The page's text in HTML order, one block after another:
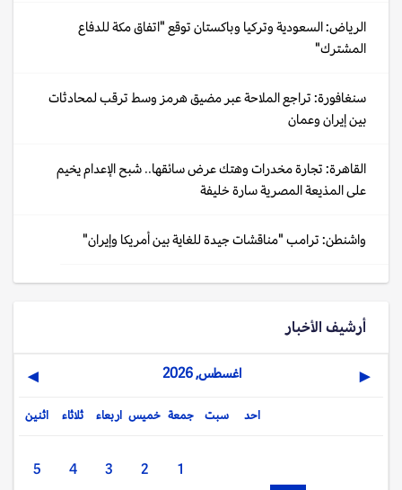
الرياض: السعودية وتركيا وباكستان توقع "اتفاق مكة للدفاع
المشترك"
سنغافورة: تراجع الملاحة عبر مضيق هرمز وسط ترقب لمحادثات
بين إيران وعمان
القاهرة: تجارة مخدرات وهتك عرض سائقها.. شبح الإعدام يخيم
على المذيعة المصرية سارة خليفة
واشنطن: ترامب "مناقشات جيدة للغاية بين أمريكا وإيران"
أرشيف الأخبار
◀ اغسطس, 2026 ▶
اثنين ثلاثاء اربعاء خميس جمعة سبت احد
1
2
3
4
5